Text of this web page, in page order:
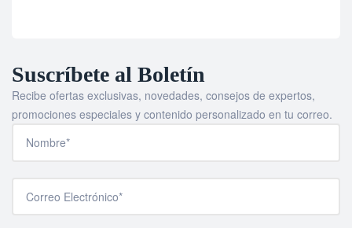
Suscríbete al Boletín
Recibe ofertas exclusivas, novedades, consejos de expertos,
promociones especiales y contenido personalizado en tu correo.